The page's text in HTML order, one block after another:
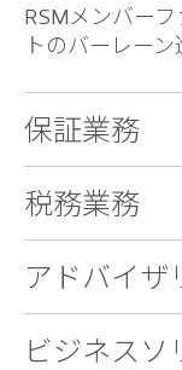
RSMメンバー
トのバーレー
保証業務
税務業務
アドバイザ
ビジネスソ